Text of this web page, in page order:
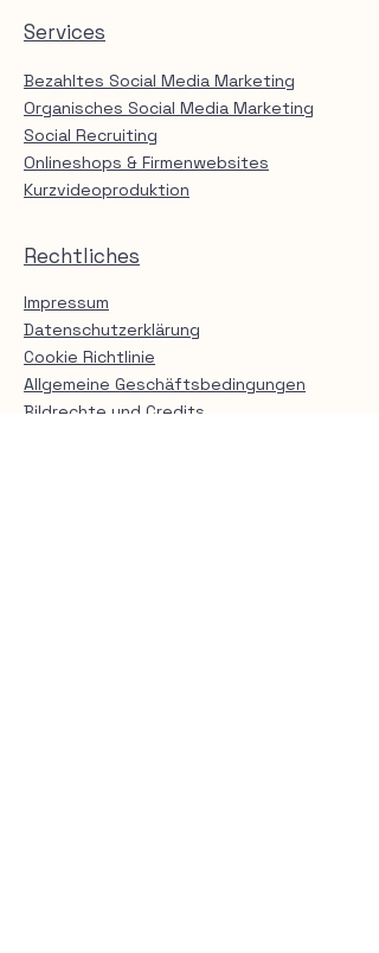
Services
Bezahltes Social Media Marketing
Organisches Social Media Marketing
Social Recruiting
Onlineshops & Firmenwebsites
Kurzvideoproduktion
Rechtliches
Impressum
Datenschutzerklärung
Cookie Richtlinie
Allgemeine Geschäftsbedingungen
Bildrechte und Credits